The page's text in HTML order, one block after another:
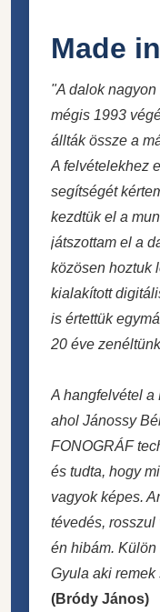
Made
"A dalok
mégis 1993
állták össze a
A felvételekhez
segítségét
kezdtük el a
játszottam el a
közösen hoztuk
kialakított
is értettük
20 éve
A hangfelvétel a
ahol Jánossy
FONOGRÁF
és tudta, hogy
vagyok képes.
tévedés,
én hibám.
Gyula aki
(Bródy János)